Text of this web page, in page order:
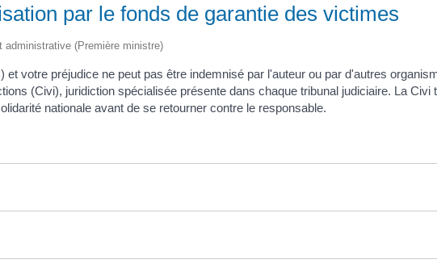
par le fonds de garantie des victimes
administrative (Première ministre)
votre préjudice ne peut pas être indemnisé par l'auteur ou par d'autres
(Civi), juridiction spécialisée présente dans chaque tribunal judiciaire. La
nationale avant de se retourner contre le responsable.